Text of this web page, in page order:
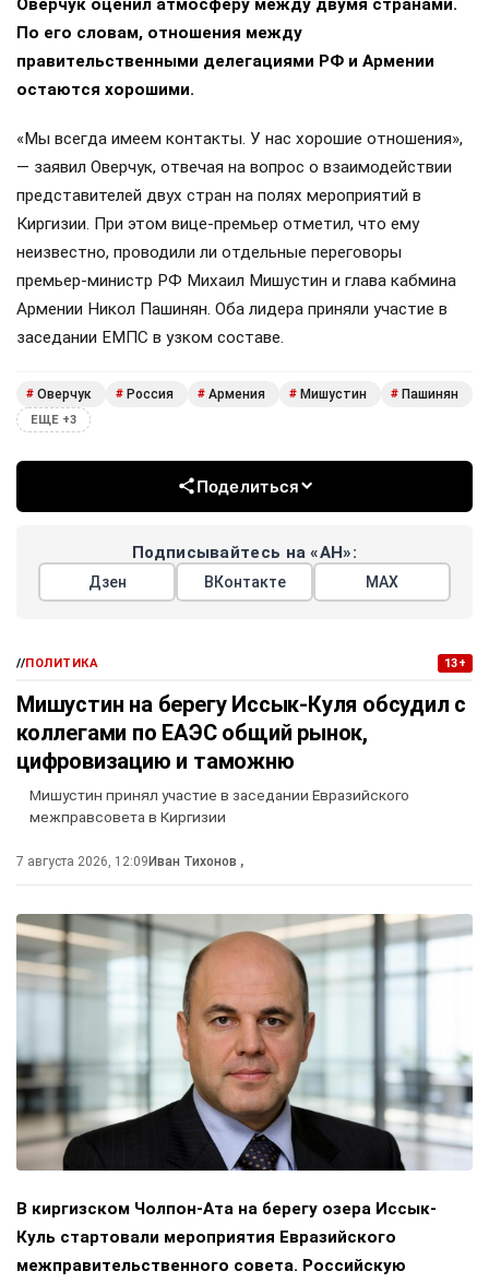
Оверчук оценил атмосферу между двумя странами.
По его словам, отношения между
правительственными делегациями РФ и Армении
остаются хорошими.
«Мы всегда имеем контакты. У нас хорошие отношения»,
— заявил Оверчук, отвечая на вопрос о взаимодействии
представителей двух стран на полях мероприятий в
Киргизии. При этом вице-премьер отметил, что ему
неизвестно, проводили ли отдельные переговоры
премьер-министр РФ Михаил Мишустин и глава кабмина
Армении Никол Пашинян. Оба лидера приняли участие в
заседании ЕМПС в узком составе.
# Оверчук # Россия # Армения # Мишустин # Пашинян
ЕЩЕ +3
Поделиться
Подписывайтесь на «АН»:
Дзен ВКонтакте МАХ
//ПОЛИТИКА 13+
Мишустин на берегу Иссык-Куля обсудил с
коллегами по ЕАЭС общий рынок,
цифровизацию и таможню
Мишустин принял участие в заседании Евразийского
межправсовета в Киргизии
7 августа 2026, 12:09 Иван Тихонов ,
В киргизском Чолпон-Ата на берегу озера Иссык-
Куль стартовали мероприятия Евразийского
межправительственного совета. Российскую